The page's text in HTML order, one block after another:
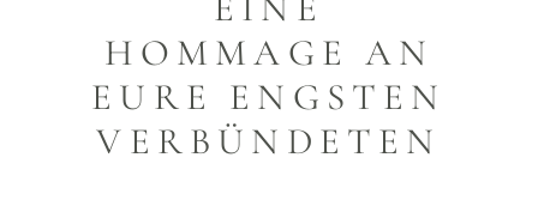
HOMMAGE AN
EURE ENGSTEN
VERBÜNDETEN